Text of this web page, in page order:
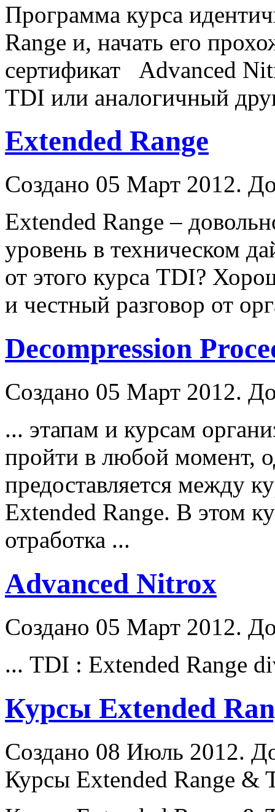
Программа курса
Range и, начать его
сертификат Advanced
TDI или аналогичный
Extended Range
Создано 05 Март 2012.
Extended Range –
уровень в техническом
от этого курса TDI?
и честный разговор от
Decompression
Создано 05 Март 2012.
... этапам и курсам
пройти в любой момент,
предоставляется между
Extended Range. В этом
отработка ...
Advanced Nitrox
Создано 05 Март 2012.
... TDI : Extended Range
Курсы Extended
Создано 08 Июль 2012.
Курсы Extended Range &